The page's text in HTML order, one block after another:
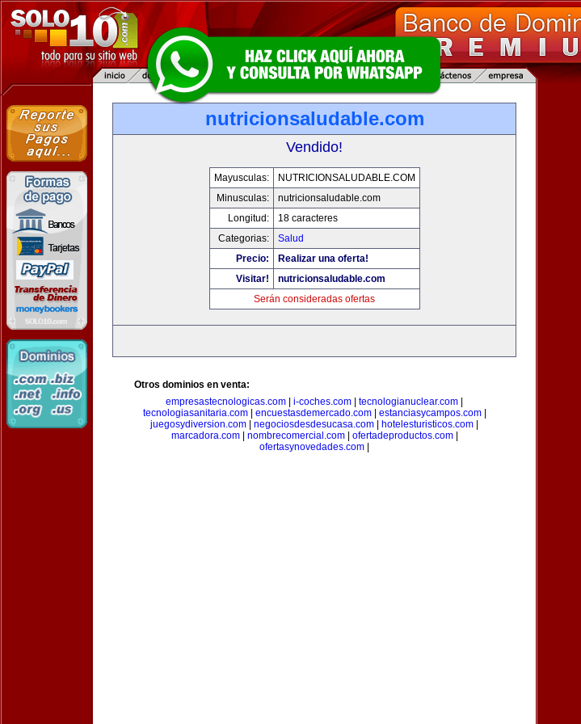
nutricionsaludable.com
Vendido!
Mayusculas:
NUTRICIONSALUDABLE.COM
Minusculas:
nutricionsaludable.com
Longitud:
18 caracteres
Categorias:
Salud
Precio:
Realizar una oferta!
Visitar!
nutricionsaludable.com
Serán consideradas ofertas
Otros dominios en venta:
empresastecnologicas.com
i-coches.com tecnologianuclear.com
tecnologiasanitaria.com| encuestasdemercado.com| estanciasycampos.com|
juegosydiversion.com
negociosdesdesucasa.com hotelesturisticos.com
marcadora.com| nombrecomercial.com| ofertadeproductos.com|
ofertasynovedades.com